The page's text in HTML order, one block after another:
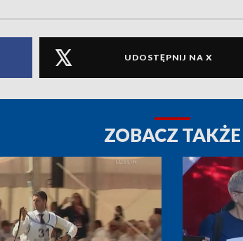
UDOSTĘPNIJ NA X
ZOBACZ TAKŻE